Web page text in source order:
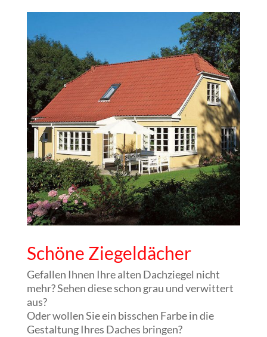
Schöne Ziegeldächer
Gefallen Ihnen Ihre alten Dachziegel nicht
mehr? Sehen diese schon grau und verwittert
aus?
Oder wollen Sie ein bisschen Farbe in die
Gestaltung Ihres Daches bringen?